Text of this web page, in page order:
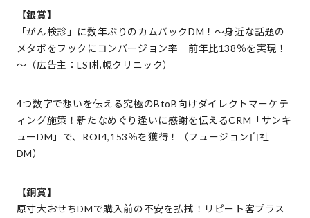
【銀賞】
「がん検診」に数年ぶりのカムバックDM！～身近な話題の
メタボをフックにコンバージョン率 前年比138％を実現！
～（広告主：LSI札幌クリニック）
4つ数字で想いを伝える究極のBtoB向けダイレクトマーケテ
ィング施策！新たなめぐり逢いに感謝を伝えるCRM「サンキ
ューDM」で、ROI4,153％を獲得！（フュージョン自社
DM）
【銅賞】
原寸大おせちDMで購入前の不安を払拭！リピート客プラス